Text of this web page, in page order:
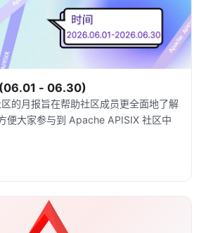
- 06.30)
的月报旨在帮助社区成员更全面地了解
便大家参与到 Apache APISIX 社区中